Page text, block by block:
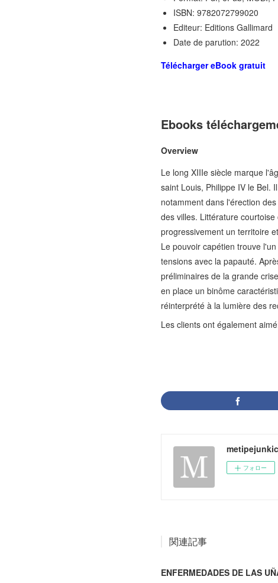
ISBN: 9782072799020
Editeur: Editions Gallimard
Date de parution: 2022
Télécharger eBook gratuit
Ebooks
Overview
Le long XIIIe siècle marque
saint Louis, Philippe IV le Bel.
notamment dans l'érection
des villes. Littérature
progressivement un territoire
Le pouvoir capétien trouve
tensions avec la papauté.
préliminaires de la grande
en place un binôme
réinterprété à la lumière des
Les clients ont également
フォロー
関連記事
ENFERMEDADES DE LAS